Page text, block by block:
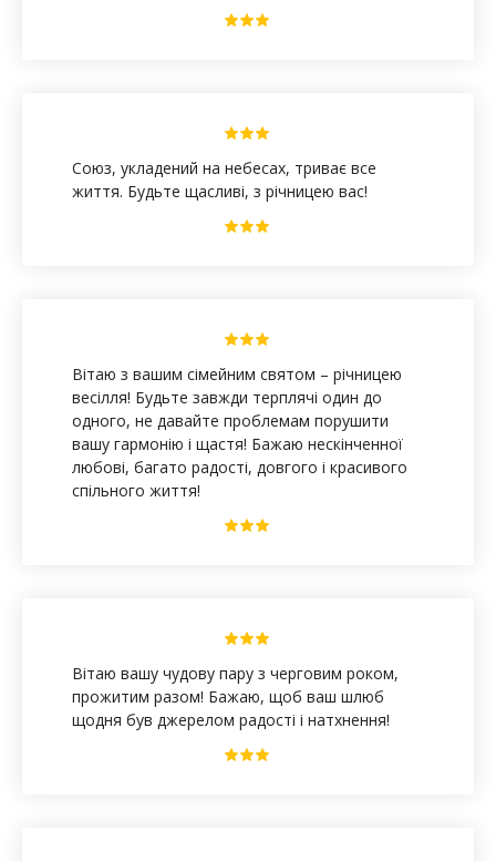
Союз, укладений на небесах, триває все
життя. Будьте щасливі, з річницею вас!
Вітаю з вашим сімейним святом – річницею
весілля! Будьте завжди терплячі один до
одного, не давайте проблемам порушити
вашу гармонію і щастя! Бажаю нескінченної
любові, багато радості, довгого і красивого
спільного життя!
Вітаю вашу чудову пару з черговим роком,
прожитим разом! Бажаю, щоб ваш шлюб
щодня був джерелом радості і натхнення!